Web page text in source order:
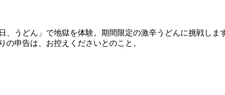
うどん」で地獄を体験。期間限定の激辛うどんに挑戦し
申告は、お控えくださいとのこと。